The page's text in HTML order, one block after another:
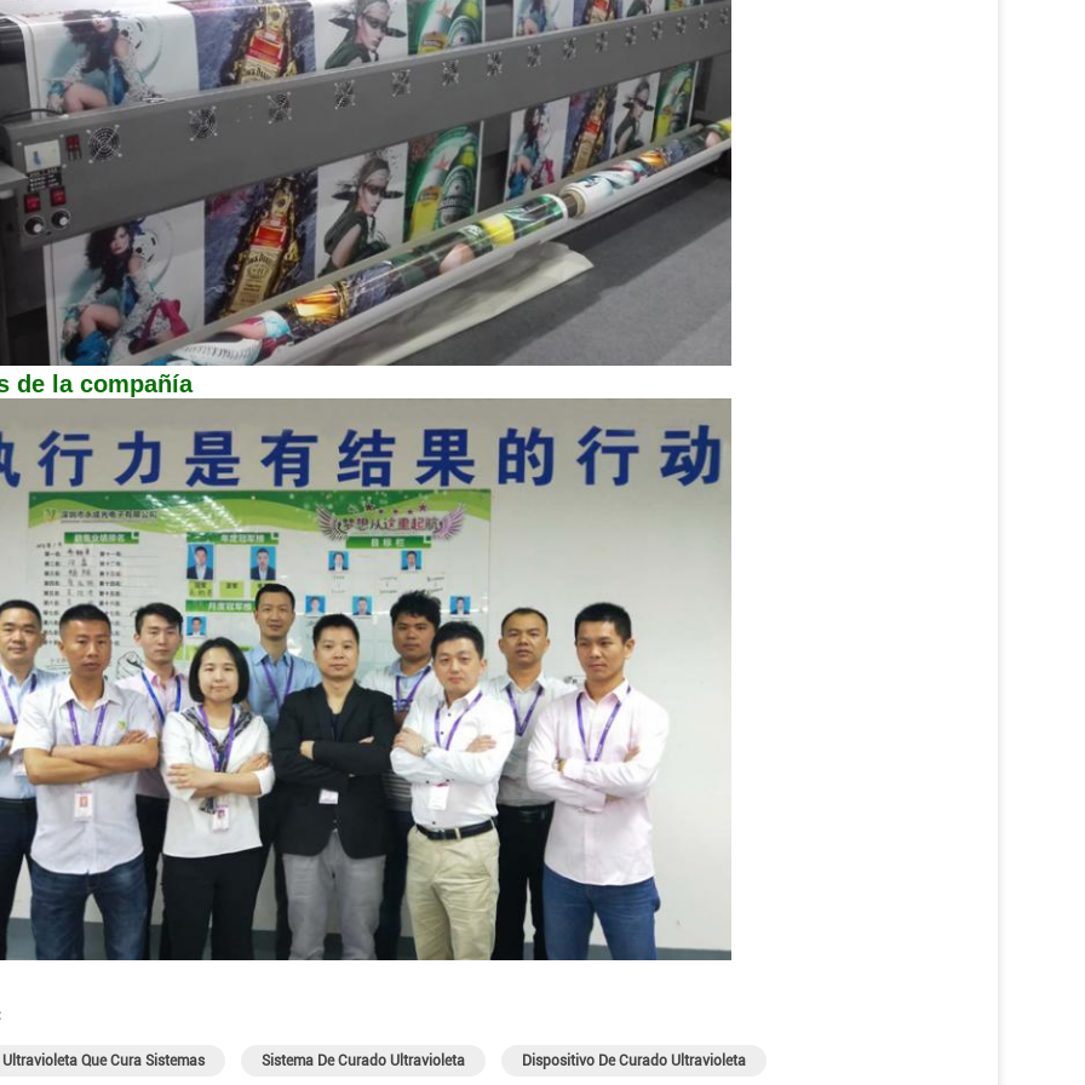
de la compañía
Que Cura Sistemas Sistema De Curado Ultravioleta Dispositivo De Curado Ultravioleta